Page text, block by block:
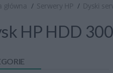
główna Serwery HP Dyski
HP HDD